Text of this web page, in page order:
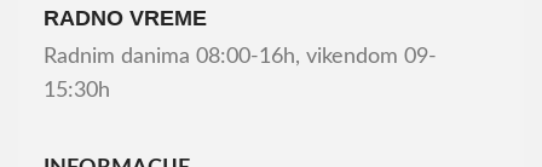
RADNO VREME
Radnim danima 08:00-16h, vikendom 09-
15:30h